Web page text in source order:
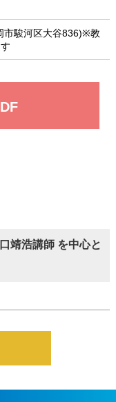
市駿河区大谷836)※教
靖浩講師 を中心と